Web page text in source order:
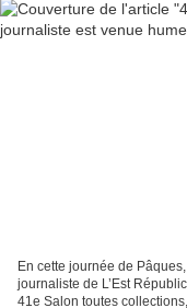
En cette journée de
journaliste de L’Est
41e Salon toutes